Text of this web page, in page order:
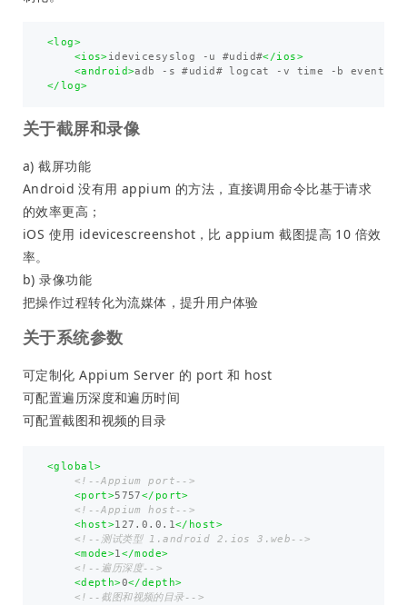
<log>
<ios>idevicesyslog -u #udid#</ios>
<android>adb -s #udid# logcat -v time -b events
</log>
关于截屏和录像
a) 截屏功能
Android 没有用 appium 的方法，直接调用命令比基于请求
的效率更高；
iOS 使用 idevicescreenshot，比 appium 截图提高 10 倍效
率。
b) 录像功能
把操作过程转化为流媒体，提升用户体验
关于系统参数
可定制化 Appium Server 的 port 和 host
可配置遍历深度和遍历时间
可配置截图和视频的目录
<global>
<!--Appium port-->
<port>5757</port>
<!--Appium host-->
<host>127.0.0.1</host>
<!--测试类型 1.android 2.ios 3.web-->
<mode>1</mode>
<!--遍历深度-->
<depth>0</depth>
<!--截图和视频的目录-->